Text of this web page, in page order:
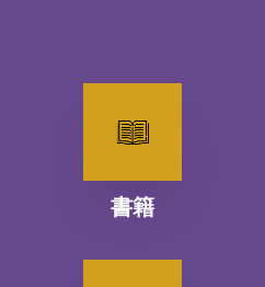
書籍